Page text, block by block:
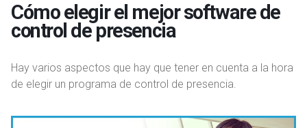
Cómo elegir el mejor software de
control de presencia
Hay varios aspectos que hay que tener en cuenta a la hora
de elegir un programa de control de presencia.